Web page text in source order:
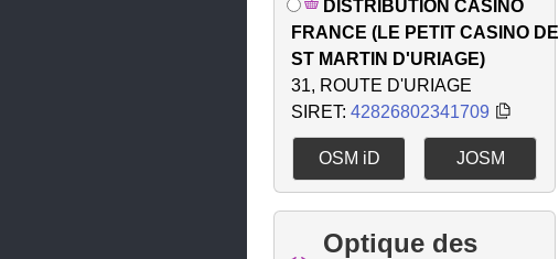
DISTRIBUTION CASINO
FRANCE (LE PETIT CASINO DE
ST MARTIN D'URIAGE)
31, ROUTE D'URIAGE
SIRET: 42826802341709
OSM iD JOSM
Optique des